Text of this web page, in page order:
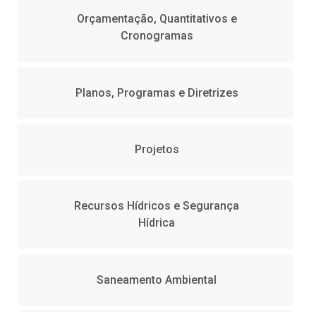
Orçamentação, Quantitativos e
Cronogramas
Planos, Programas e Diretrizes
Projetos
Recursos Hídricos e Segurança
Hídrica
Saneamento Ambiental